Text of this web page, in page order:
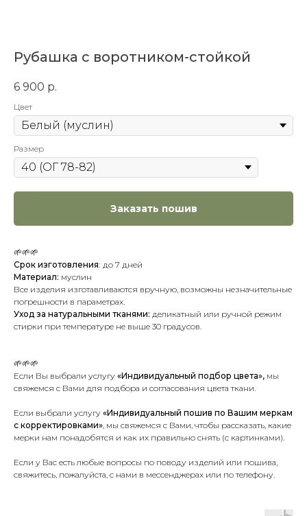
Рубашка с воротником-стойкой
6 900 р.
Цвет
Размер
Заказать пошив
🌱🌱🌱
Срок изготовления: до 7 дней
Материал: муслин
Все изделия изготавливаются вручную, возможны незначительные
погрешности в параметрах.
Уход за натуральными тканями: деликатный или ручной режим
стирки при температуре не выше 30 градусов.
🌱🌱🌱
Если Вы выбрали услугу «Индивидуальный подбор цвета», мы
свяжемся с Вами для подбора и согласования цвета ткани.
Если выбрали услугу «Индивидуальный пошив по Вашим меркам
с корректировками», мы свяжемся с Вами, чтобы рассказать, какие
мерки нам понадобятся и как их правильно снять (с картинками).
Если у Вас есть любые вопросы по поводу изделий или пошива,
свяжитесь, пожалуйста, с нами в мессенджерах или по телефону.